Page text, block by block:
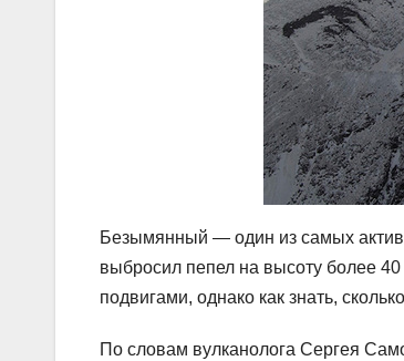
Безымянный — один из самых
выбросил пепел на высоту более
подвигами, однако как знать,
По словам вулканолога Сергея